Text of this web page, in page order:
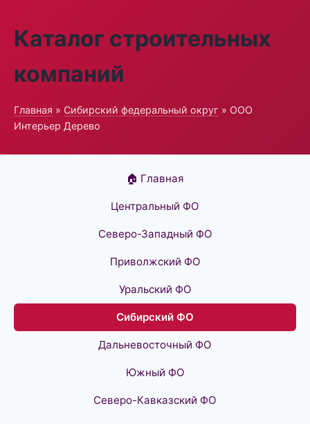
Каталог строительных
компаний
Главная » Сибирский федеральный округ » ООО
Интерьер Дерево
🏠 Главная
Центральный ФО
Северо-Западный ФО
Приволжский ФО
Уральский ФО
Сибирский ФО
Дальневосточный ФО
Южный ФО
Северо-Кавказский ФО